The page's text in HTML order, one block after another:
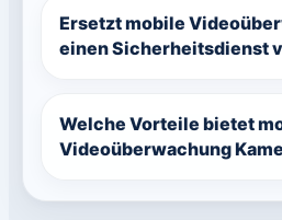
Ersetzt mobile
einen Sicherheitsdienst
Welche Vorteile bietet
Videoüberwachung